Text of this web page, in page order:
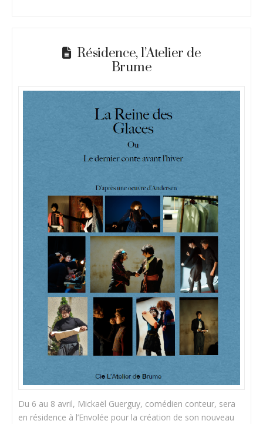
Résidence, l’Atelier de
Brume
Du 6 au 8 avril, Mickaël Guerguy, comédien conteur, sera
en résidence à l’Envolée pour la création de son nouveau